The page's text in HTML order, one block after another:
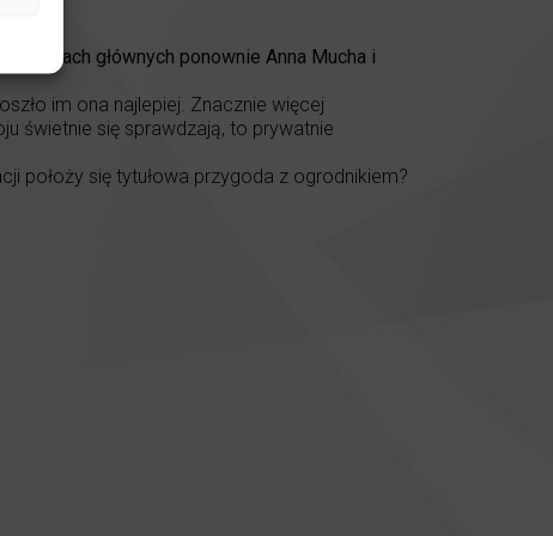
W rolach głównych ponownie Anna Mucha i
im ona najlepiej. Znacznie więcej
świetnie się sprawdzają, to prywatnie
położy się tytułowa przygoda z ogrodnikiem?